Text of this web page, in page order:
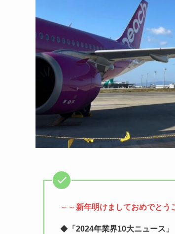
～～ 新年明けましておめでとう
◆ 「2024年業界10大ニュース」